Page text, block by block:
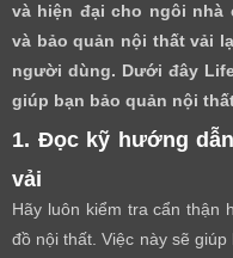
và hiện đại cho ngôi nhà
và bảo quản nội thất vải
người dùng. Dưới đây
giúp bạn bảo quản nội
1. Đọc kỹ hướng
vải
Hãy luôn kiểm tra cẩn thận
đồ nội thất. Việc này sẽ